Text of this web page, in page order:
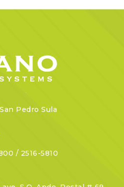
Pedro Sula
/ 2516-5810